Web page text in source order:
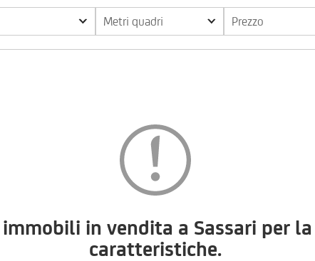
Metri quadri Prezzo
in vendita a Sassari per
caratteristiche.